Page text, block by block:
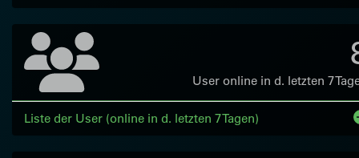
User online in d. letzten 7
Liste der User (online in d. letzten 7 Tagen)